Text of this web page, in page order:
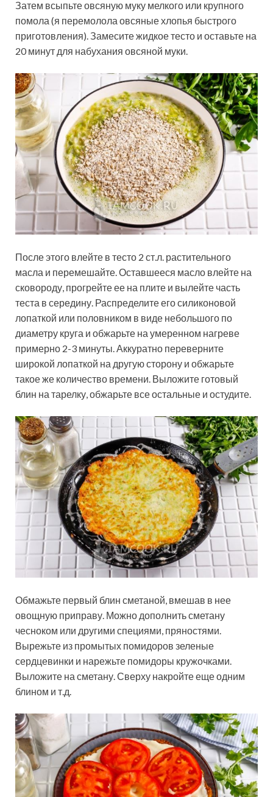
Затем всыпьте овсяную муку мелкого или крупного
помола (я перемолола овсяные хлопья быстрого
приготовления). Замесите жидкое тесто и оставьте на
20 минут для набухания овсяной муки.
После этого влейте в тесто 2 ст.л. растительного
масла и перемешайте. Оставшееся масло влейте на
сковороду, прогрейте ее на плите и вылейте часть
теста в середину. Распределите его силиконовой
лопаткой или половником в виде небольшого по
диаметру круга и обжарьте на умеренном нагреве
примерно 2-3 минуты. Аккуратно переверните
широкой лопаткой на другую сторону и обжарьте
такое же количество времени. Выложите готовый
блин на тарелку, обжарьте все остальные и остудите.
Обмажьте первый блин сметаной, вмешав в нее
овощную приправу. Можно дополнить сметану
чесноком или другими специями, пряностями.
Вырежьте из промытых помидоров зеленые
сердцевинки и нарежьте помидоры кружочками.
Выложите на сметану. Сверху накройте еще одним
блином и т.д.